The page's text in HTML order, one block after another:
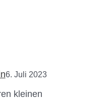
6. Juli 2023
kleinen